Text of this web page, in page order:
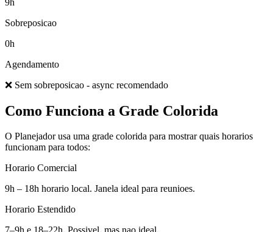
Sobreposicao
0h
Agendamento
❌ Sem sobreposicao - async recomendado
Como Funciona a Grade Colorida
O Planejador usa uma grade colorida para mostrar quais horarios
funcionam para todos:
Horario Comercial
9h – 18h horario local. Janela ideal para reunioes.
Horario Estendido